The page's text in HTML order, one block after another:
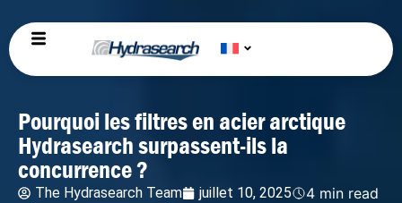
Pourquoi les filtres en acier arctique
Hydrasearch surpassent-ils la
concurrence ?
The Hydrasearch Team juillet 10, 2025 4 min read